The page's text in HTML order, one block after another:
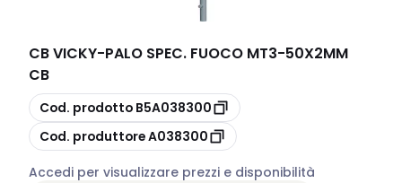
CB VICKY-PALO SPEC. FUOCO MT3-50X2MM
CB
copia
Cod. prodotto B5A038300
copia
Cod. produttoreA038300
Accedi per visualizzare prezzi e disponibilità